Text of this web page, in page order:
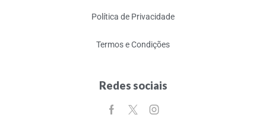
Política de Privacidade
Termos e Condições
Redes sociais